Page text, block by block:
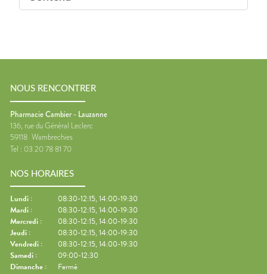
NOUS RENCONTRER
Pharmacie Cambier - Lauzanne
136, rue du Général Leclerc
59118 Wambrechies
Tel : 03 20 78 81 70
NOS HORAIRES
Lundi :
08:30-12:15, 14:00-19:30
Mardi :
08:30-12:15, 14:00-19:30
Mercredi :
08:30-12:15, 14:00-19:30
Jeudi :
08:30-12:15, 14:00-19:30
Vendredi :
08:30-12:15, 14:00-19:30
Samedi :
09:00-12:30
Dimanche : Fermé